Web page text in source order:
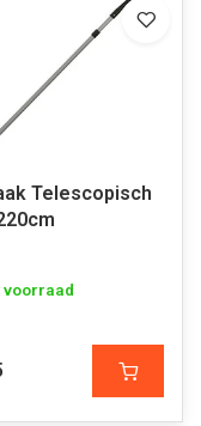
Telescopisch
voorraad